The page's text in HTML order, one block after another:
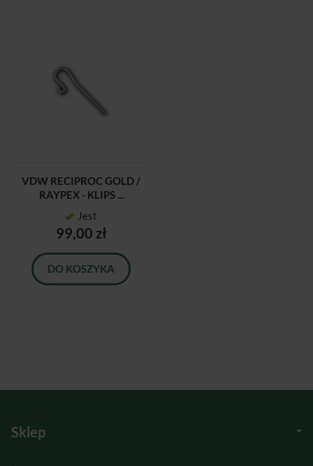
VDW RECIPROC GOLD /
RAYPEX - KLIPS ...
Jest
99,00 zł
DO KOSZYKA
Sklep